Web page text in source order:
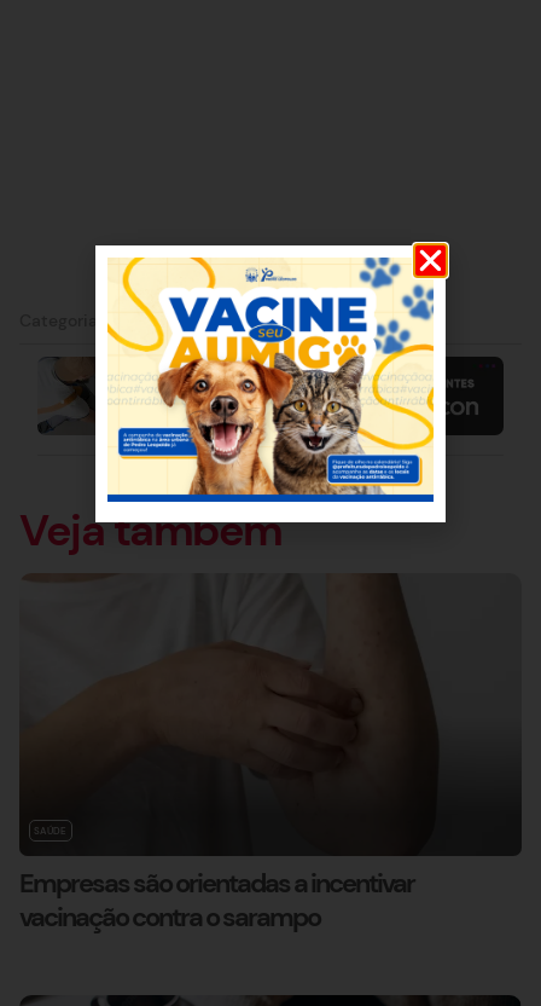
Categorias: Notícia
Veja também
SAÚDE
Empresas são orientadas a incentivar
vacinação contra o sarampo